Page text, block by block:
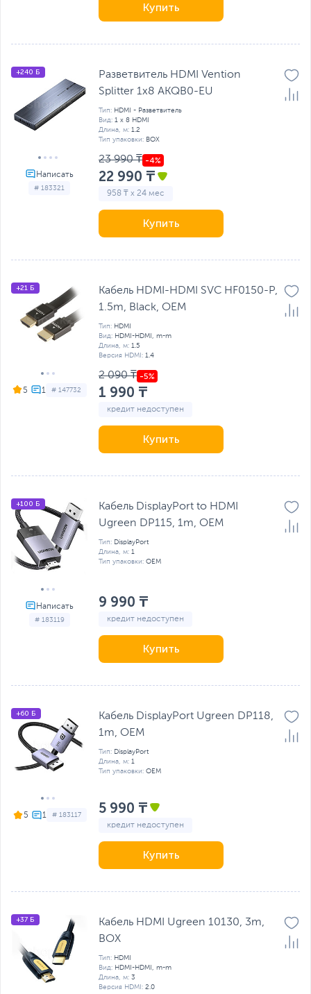
Купить
# 183321
+240 Б
Разветвитель HDMI Vention
Splitter 1x8 AKQB0-EU
Тип: HDMI - Разветвитель
Вид: 1 х 8 HDMI
Длина, м: 1.2
Тип упаковки: BOX
23 990 ₸
22 990 ₸
958 ₸ x 24 мес
Купить
5 # 147732
+21 Б
Кабель HDMI-HDMI SVC HF0150-P,
1.5m, Black, OEM
Тип: HDMI
Вид: HDMI-HDMI, m-m
Длина, м: 1.5
Версия HDMI: 1.4
2 090 ₸
1 990 ₸
кредит недоступен
Купить
# 183119
+100 Б
Кабель DisplayPort to HDMI
Ugreen DP115, 1m, OEM
Тип: DisplayPort
Длина, м: 1
Тип упаковки: OEM
9 990 ₸
кредит недоступен
Купить
5 # 183117
+60 Б
Кабель DisplayPort Ugreen DP118,
1m, OEM
Тип: DisplayPort
Длина, м: 1
Тип упаковки: OEM
5 990 ₸
кредит недоступен
Купить
+37 Б
Кабель HDMI Ugreen 10130, 3m,
BOX
Тип: HDMI
Вид: HDMI-HDMI, m-m
Длина, м: 3
Версия HDMI: 2.0